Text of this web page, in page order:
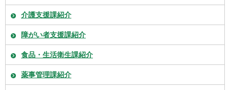
介護支援課紹介
障がい者支援課紹介
食品・生活衛生課紹介
薬事管理課紹介